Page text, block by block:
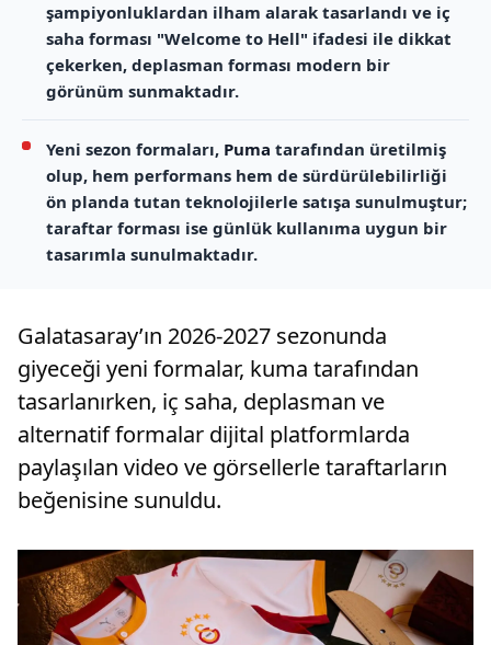
şampiyonluklardan ilham alarak tasarlandı ve iç
saha forması "Welcome to Hell" ifadesi ile dikkat
çekerken, deplasman forması modern bir
görünüm sunmaktadır.
Yeni sezon formaları, Puma tarafından üretilmiş
olup, hem performans hem de sürdürülebilirliği
ön planda tutan teknolojilerle satışa sunulmuştur;
taraftar forması ise günlük kullanıma uygun bir
tasarımla sunulmaktadır.
Galatasaray’ın 2026-2027 sezonunda
giyeceği yeni formalar, kuma tarafından
tasarlanırken, iç saha, deplasman ve
alternatif formalar dijital platformlarda
paylaşılan video ve görsellerle taraftarların
beğenisine sunuldu.